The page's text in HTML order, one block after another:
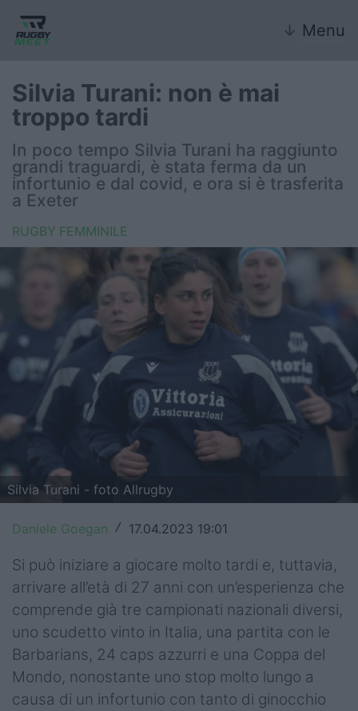
↓ Menu
Nazionale
Nazionali giovanili
Rugby Sevens
FIR
Internazionale
6 Nazioni
United Rugby Championship
Top14
Premiership
Champions Cup
Challenge Cup
World Rugby
Rugby World Cup
Super Rugby
Rugby in TV
Mercato
Serie A Elite
Silvia Turani: non è mai
troppo tardi
In poco tempo Silvia Turani ha raggiunto
grandi traguardi, è stata ferma da un
infortunio e dal covid, e ora si è trasferita
a Exeter
RUGBY FEMMINILE
Silvia Turani - foto Allrugby
Daniele Goegan / 17.04.2023 19:01
Si può iniziare a giocare molto tardi e, tuttavia,
arrivare all’età di 27 anni con un’esperienza che
comprende già tre campionati nazionali diversi,
uno scudetto vinto in Italia, una partita con le
Barbarians, 24 caps azzurri e una Coppa del
Mondo, nonostante uno stop molto lungo a
causa di un infortunio con tanto di ginocchio